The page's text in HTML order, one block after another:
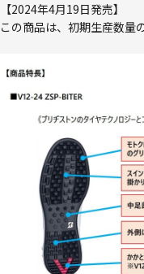
【2024年4月19日発売】
この商品は、初期生産数量